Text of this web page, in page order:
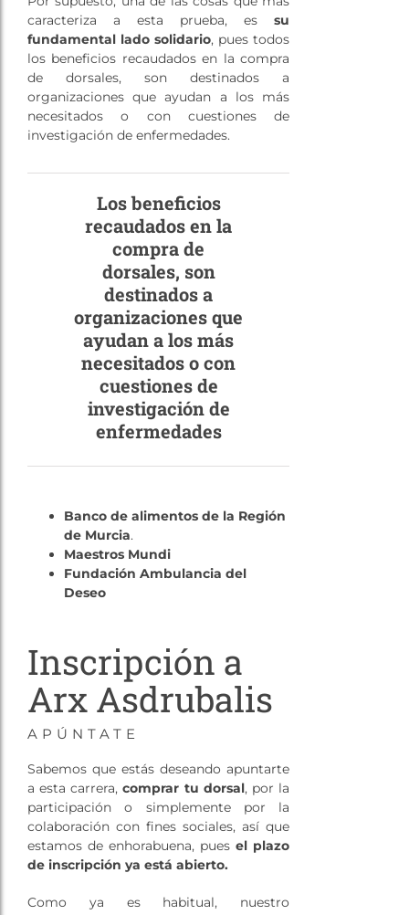
caracteriza a esta prueba, essu
fundamental lado solidario, pues todos
los beneficios recaudados en la compra
de dorsales, son destinados a
organizaciones que ayudan a los más
necesitados o con cuestiones de
investigación de enfermedades.
Los beneficios
recaudados en la
compra de
dorsales, son
destinados a
organizaciones que
ayudan a los más
necesitados o con
cuestiones de
investigación de
enfermedades
Banco de alimentos de la Región
de Murcia.
Maestros Mundi
Fundación Ambulancia del
Deseo
Inscripción a
Arx Asdrubalis
APÚNTATE
Sabemos que estás deseando apuntarte
a esta carrera, comprar tu dorsal, por la
participación o simplemente por la
colaboración con fines sociales, así que
estamos de enhorabuena, puesel plazo
de inscripción ya está abierto.
Como ya es habitual, nuestro